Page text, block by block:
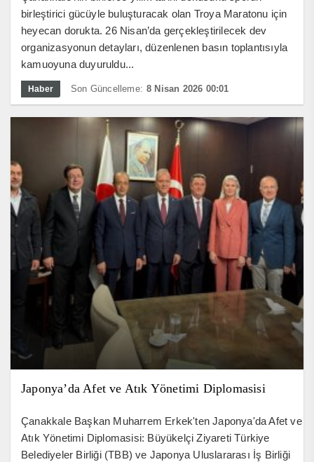
birleştirici gücüyle buluşturacak olan Troya Maratonu için
heyecan dorukta. 26 Nisan’da gerçekleştirilecek dev
organizasyonun detayları, düzenlenen basın toplantısıyla
kamuoyuna duyuruldu...
Haber Son Güncelleme: 8 Nisan 2026 00:01
Japonya’da Afet ve Atık Yönetimi Diplomasisi
Çanakkale Başkan Muharrem Erkek'ten Japonya'da Afet ve
Atık Yönetimi Diplomasisi: Büyükelçi Ziyareti Türkiye
Belediyeler Birliği (TBB) ve Japonya Uluslararası İş Birliği